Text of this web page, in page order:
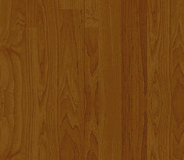
• Alle Spiele, alle Tore
• Fremdenzimmer
gaestehaus-loewen.de